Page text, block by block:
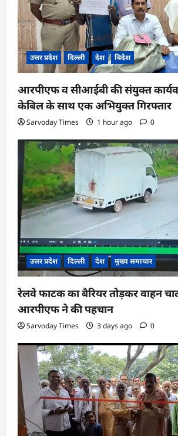
उत्तर प्रदेश दिल्ली देश विदेश
आरपीएफ व सीआईबी की संयुक्त
केबिल के साथ एक अभियुक्त गिरफ्तार
Sarvoday Times 1 hour ago 0
उत्तर प्रदेश दिल्ली देश मुख्य समाचार
रेलवे फाटक का बैरियर तोड़कर वाहन
आरपीएफ ने की पहचान
Sarvoday Times 3 days ago 0